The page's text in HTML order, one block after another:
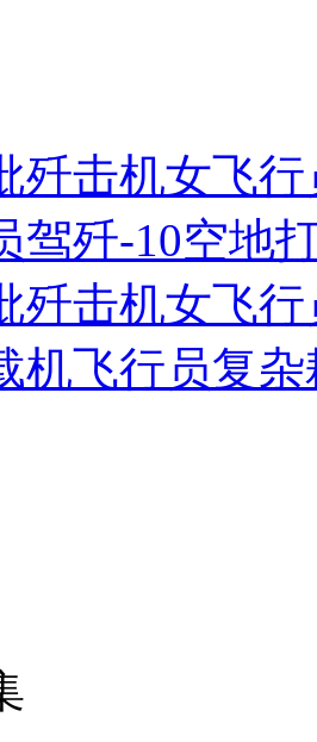
威胁:杀死每个人
人 警民合力深夜将其击毙
人 痛下狠手拳打脚踢
生回应
歼击机女飞
驾歼-10空地
歼击机女飞
机飞行员复